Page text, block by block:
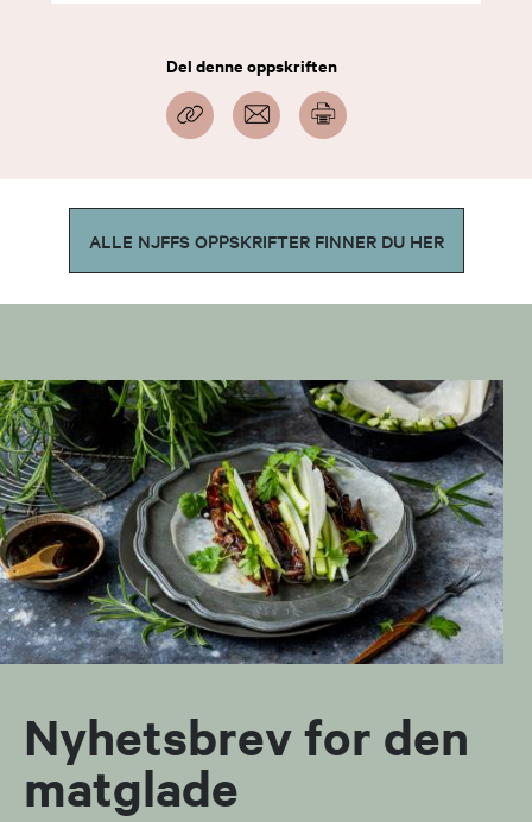
Del denne oppskriften
ALLE NJFFS OPPSKRIFTER FINNER DU HER
Nyhetsbrev for den
matglade